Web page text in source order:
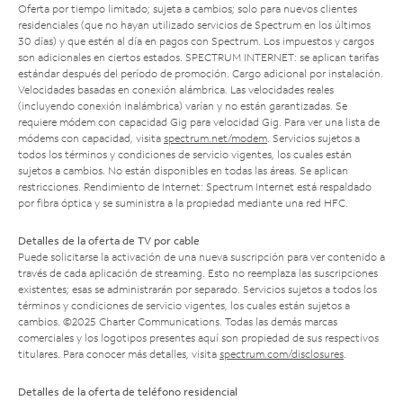
Oferta por tiempo limitado; sujeta a cambios; solo para nuevos clientes
residenciales (que no hayan utilizado servicios de Spectrum en los últimos
30 días) y que estén al día en pagos con Spectrum. Los impuestos y cargos
son adicionales en ciertos estados. SPECTRUM INTERNET: se aplican tarifas
estándar después del período de promoción. Cargo adicional por instalación.
Velocidades basadas en conexión alámbrica. Las velocidades reales
(incluyendo conexión inalámbrica) varían y no están garantizadas. Se
requiere módem con capacidad Gig para velocidad Gig. Para ver una lista de
módems con capacidad, visita spectrum.net/modem . Servicios sujetos a
todos los términos y condiciones de servicio vigentes, los cuales están
sujetos a cambios. No están disponibles en todas las áreas. Se aplican
restricciones. Rendimiento de Internet: Spectrum Internet está respaldado
por fibra óptica y se suministra a la propiedad mediante una red HFC.
Detalles de la oferta de TV por cable
Puede solicitarse la activación de una nueva suscripción para ver contenido a
través de cada aplicación de streaming. Esto no reemplaza las suscripciones
existentes; esas se administrarán por separado. Servicios sujetos a todos los
términos y condiciones de servicio vigentes, los cuales están sujetos a
cambios. ©2025 Charter Communications. Todas las demás marcas
comerciales y los logotipos presentes aquí son propiedad de sus respectivos
titulares. Para conocer más detalles, visita spectrum.com/disclosures
Detalles de la oferta de teléfono residencial